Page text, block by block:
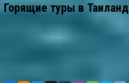
Горящие туры в Таиланд